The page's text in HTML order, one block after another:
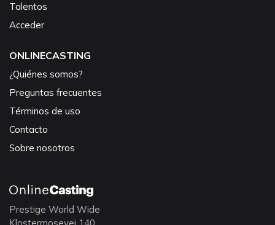
Talentos
Acceder
ONLINECASTING
¿Quiénes somos?
Preguntas frecuentes
Términos de uso
Contacto
Sobre nosotros
Prestige World Wide